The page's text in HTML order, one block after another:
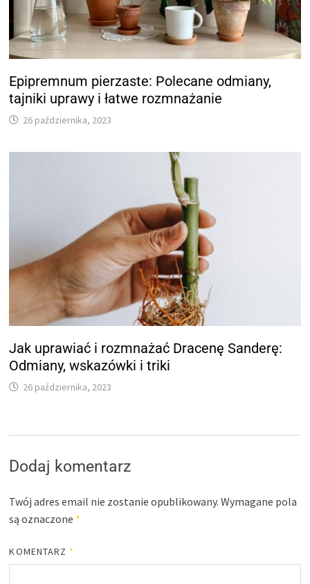
Epipremnum pierzaste: Polecane odmiany,
tajniki uprawy i łatwe rozmnażanie
26 października, 2023
Jak uprawiać i rozmnażać Dracenę Sanderę:
Odmiany, wskazówki i triki
26 października, 2023
Dodaj komentarz
Twój adres email nie zostanie opublikowany. Wymagane pola
są oznaczone *
KOMENTARZ *